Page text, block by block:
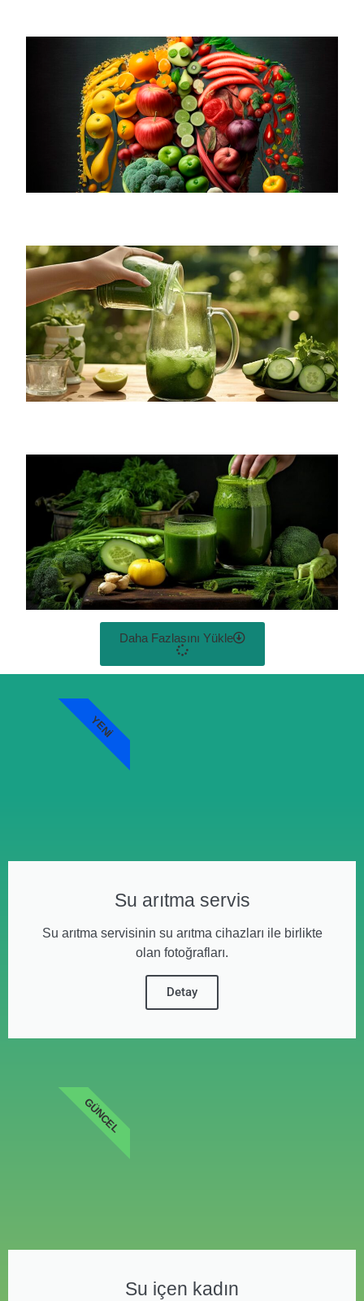
Daha Fazlasını Yükle
Su arıtma servis
Su arıtma servisinin su arıtma cihazları ile birlikte
olan fotoğrafları.
Detay
YENI
Su içen kadın
GÜNCEL